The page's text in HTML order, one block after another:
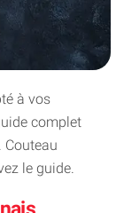
à vos
complet
Couteau
le guide.